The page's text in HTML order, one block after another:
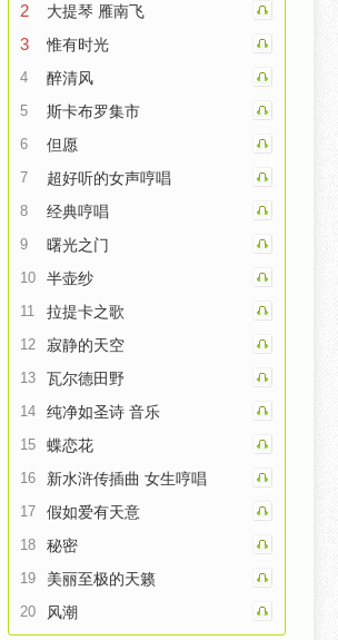
2 大提琴 雁南飞
3 惟有时光
4 醉清风
5 斯卡布罗集市
6 但愿
7 超好听的女声哼唱
8 经典哼唱
9 曙光之门
10 半壶纱
11 拉提卡之歌
12 寂静的天空
13 瓦尔德田野
14 纯净如圣诗 音乐
15 蝶恋花
16 新水浒传插曲 女生哼唱
17 假如爱有天意
18 秘密
19 美丽至极的天籁
20 风潮